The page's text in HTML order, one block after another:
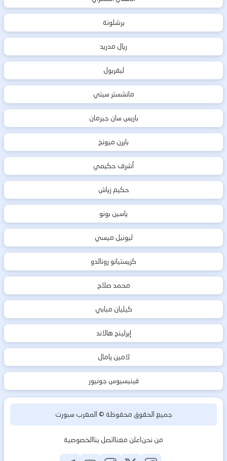
برشلونة
ريال مدريد
ليفربول
مانشستر سيتي
باريس سان جيرمان
بايرن ميونخ
أشرف حكيمي
حكيم زياش
ياسين بونو
ليونيل ميسي
كريستيانو رونالدو
محمد صلاح
كيليان مبابي
إيرلينج هالاند
لامين يامال
فينيسيوس جونيور
جميع الحقوق محفوظة ©المغرب سبورت
من نحناعلن معنااتصل بناالخصوصية